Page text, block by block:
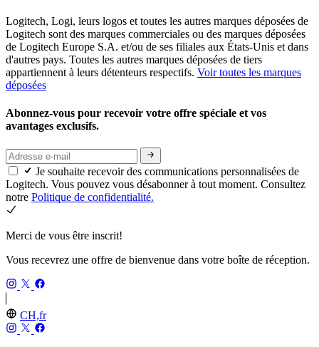
Logitech, Logi, leurs logos et toutes les autres marques déposées de
Logitech sont des marques commerciales ou des marques déposées
de Logitech Europe S.A. et/ou de ses filiales aux États-Unis et dans
d'autres pays. Toutes les autres marques déposées de tiers
appartiennent à leurs détenteurs respectifs. Voir toutes les marques
déposées
Abonnez-vous pour recevoir votre offre spéciale et vos
avantages exclusifs.
Je souhaite recevoir des communications personnalisées de
Logitech. Vous pouvez vous désabonner à tout moment. Consultez
notre Politique de confidentialité.
Merci de vous être inscrit!
Vous recevrez une offre de bienvenue dans votre boîte de réception.
CH,fr